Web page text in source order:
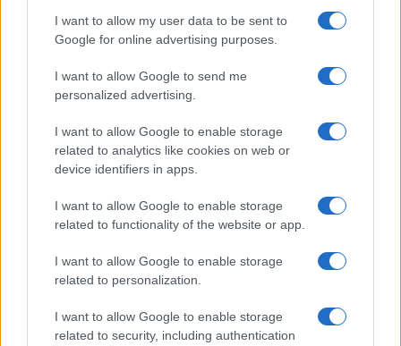
I want to allow my user data to be sent to
Google for online advertising purposes.
I want to allow Google to send me
personalized advertising.
I want to allow Google to enable storage
related to analytics like cookies on web or
device identifiers in apps.
I want to allow Google to enable storage
related to functionality of the website or app.
I want to allow Google to enable storage
related to personalization.
I want to allow Google to enable storage
related to security, including authentication
Continua a leggere